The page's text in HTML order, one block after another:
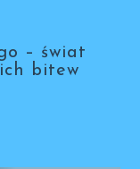
– świat
bitew